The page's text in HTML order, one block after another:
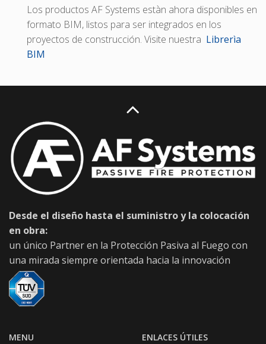
Los productos AF Systems estàn ahora disponibles en
formato BIM, listos para ser integrados en los
proyectos de construcción. Visite nuestra Librerìa
BIM
Desde el diseño hasta el suministro y la colocación
en obra:
un único Partner en la Protección Pasiva al Fuego con
una mirada siempre orientada hacia la innovación
MENU ENLACES ÚTILES